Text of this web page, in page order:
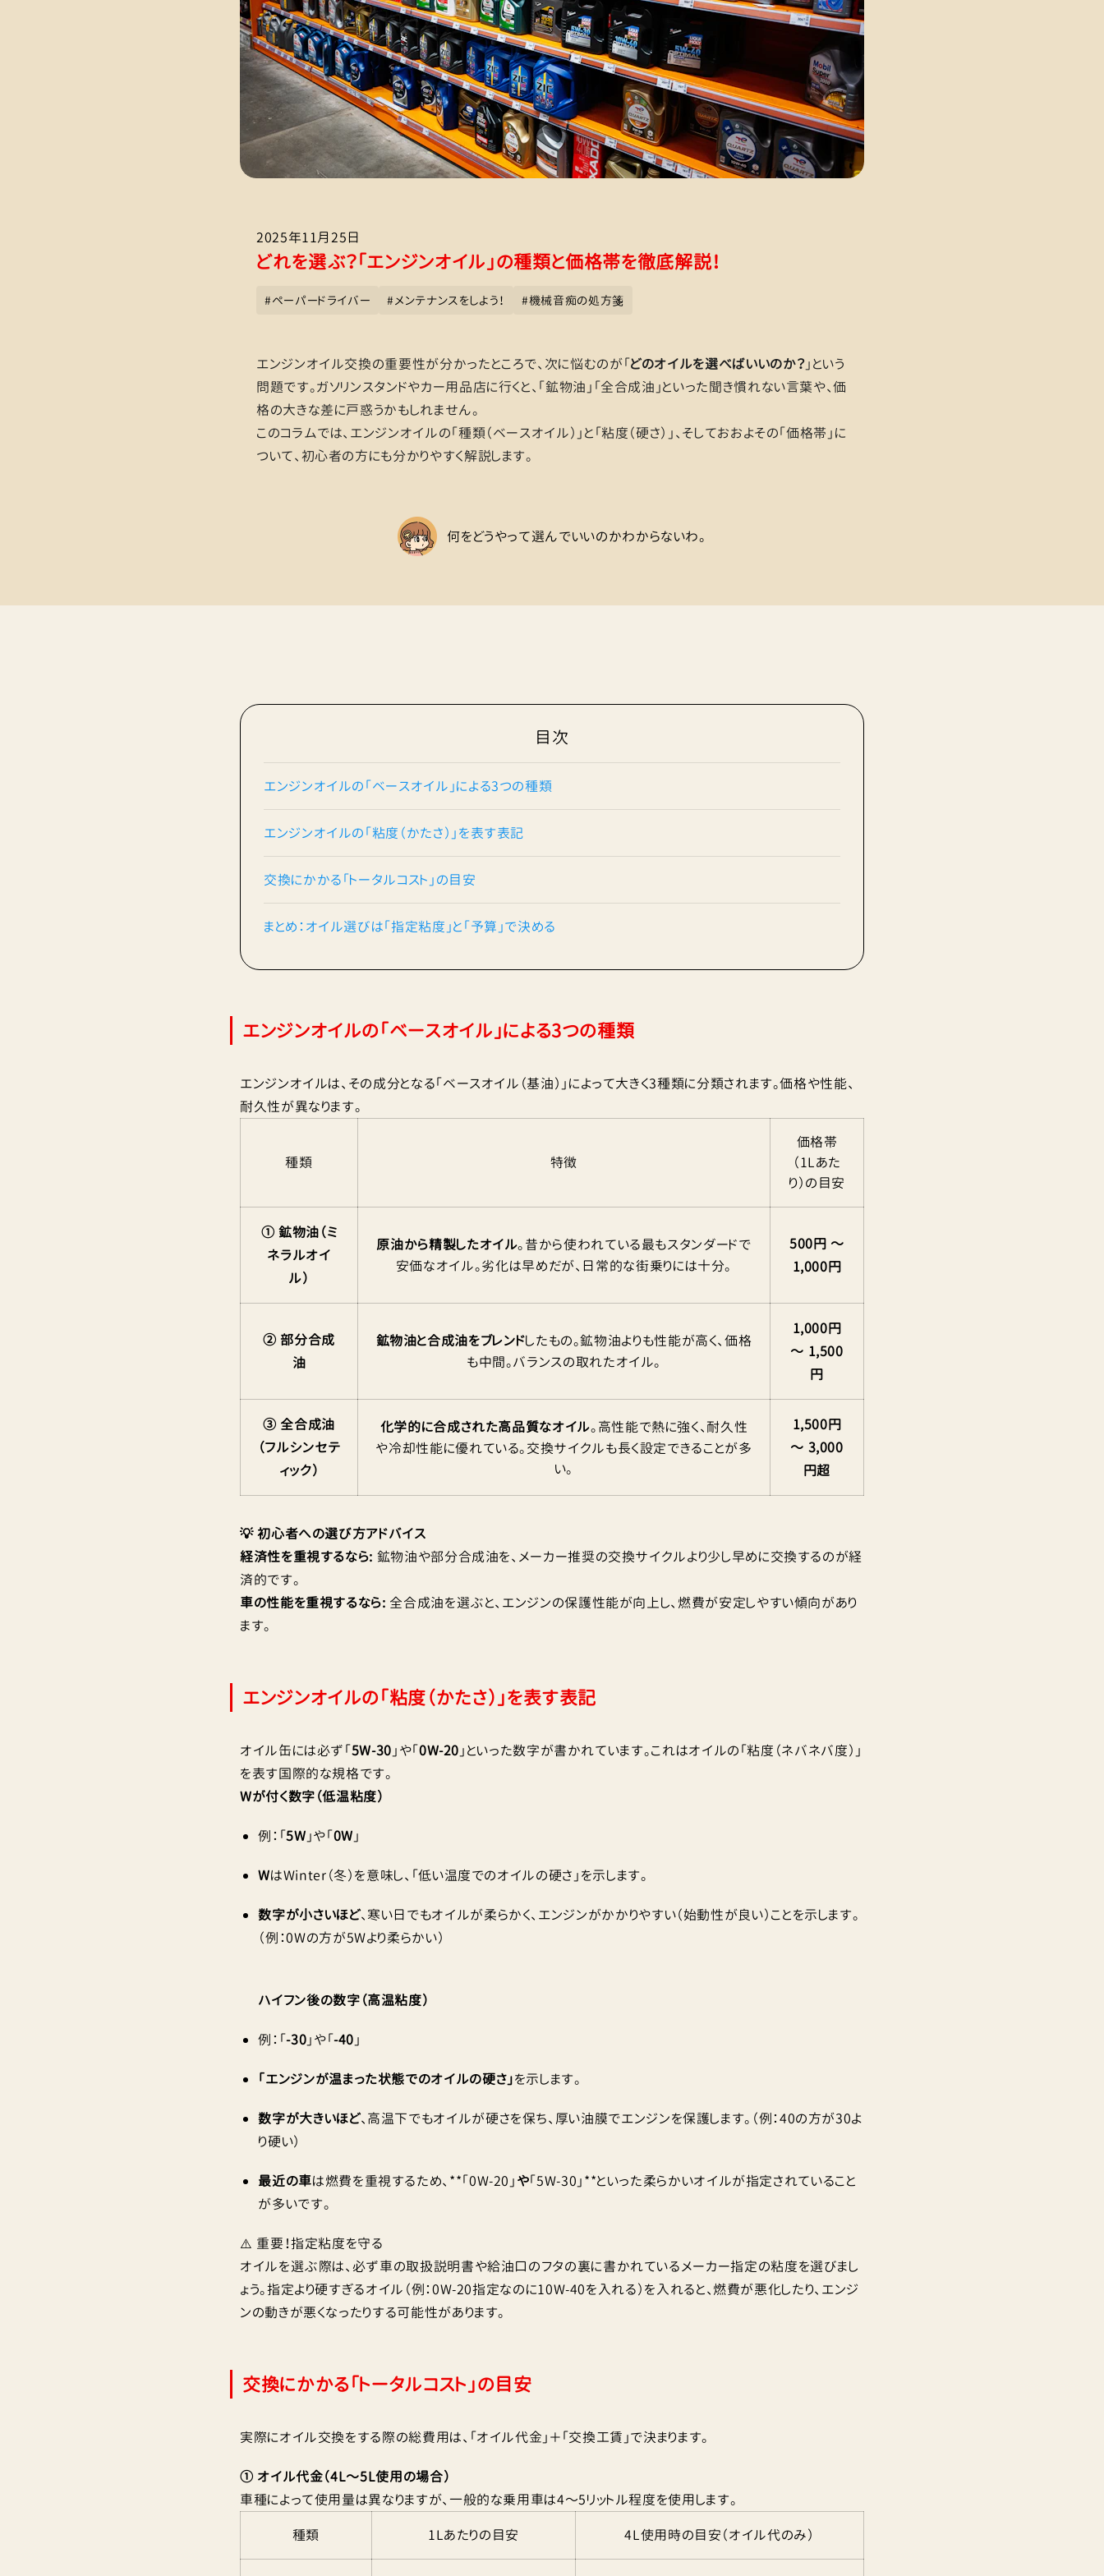
2025年11月25日
どれを選ぶ？「エンジンオイル」の種類と価格帯を徹底解説！
#ペーパードライバー #メンテナンスをしよう！ #機械音痴の処方箋
エンジンオイル交換の重要性が分かったところで、次に悩むのが「どのオイルを選べばいいのか？」という
問題です。ガソリンスタンドやカー用品店に行くと、「鉱物油」「全合成油」といった聞き慣れない言葉や、価
格の大きな差に戸惑うかもしれません。
このコラムでは、エンジンオイルの「種類（ベースオイル）」と「粘度（硬さ）」、そしておおよその「価格帯」に
ついて、初心者の方にも分かりやすく解説します。
何をどうやって選んでいいのかわからないわ。
目次
エンジンオイルの「ベースオイル」による3つの種類
エンジンオイルの「粘度（かたさ）」を表す表記
交換にかかる「トータルコスト」の目安
まとめ：オイル選びは「指定粘度」と「予算」で決める
エンジンオイルの「ベースオイル」による3つの種類
エンジンオイルは、その成分となる「ベースオイル（基油）」によって大きく3種類に分類されます。価格や性能、
耐久性が異なります。
種類 特徴
価格帯
（1Lあた
り）の目安
① 鉱物油（ミ
ネラルオイ
ル）
原油から精製したオイル。昔から使われている最もスタンダードで
安価なオイル。劣化は早めだが、日常的な街乗りには十分。
500円 〜
1,000円
② 部分合成
油
鉱物油と合成油をブレンドしたもの。鉱物油よりも性能が高く、価格
も中間。バランスの取れたオイル。
1,000円
〜 1,500
円
③ 全合成油
（フルシンセテ
ィック）
化学的に合成された高品質なオイル。高性能で熱に強く、耐久性
や冷却性能に優れている。交換サイクルも長く設定できることが多
い。
1,500円
〜 3,000
円超
💡 初心者への選び方アドバイス
経済性を重視するなら: 鉱物油や部分合成油を、メーカー推奨の交換サイクルより少し早めに交換するのが経
済的です。
車の性能を重視するなら: 全合成油を選ぶと、エンジンの保護性能が向上し、燃費が安定しやすい傾向があり
ます。
エンジンオイルの「粘度（かたさ）」を表す表記
オイル缶には必ず「5W-30 」や「0W-20 」といった数字が書かれています。これはオイルの「粘度（ネバネバ度）」
を表す国際的な規格です。
Wが付く数字（低温粘度）
例：「5W 」や「0W 」
WはWinter（冬）を意味し、「低い温度でのオイルの硬さ」を示します。
数字が小さいほど、寒い日でもオイルが柔らかく、エンジンがかかりやすい（始動性が良い）ことを示します。
（例：0Wの方が5Wより柔らかい）
ハイフン後の数字（高温粘度）
例：「-30」や「-40 」
「エンジンが温まった状態でのオイルの硬さ」を示します。
数字が大きいほど、高温下でもオイルが硬さを保ち、厚い油膜でエンジンを保護します。（例：40の方が30よ
り硬い）
最近の車は燃費を重視するため、**「0W-20」や「5W-30」**といった柔らかいオイルが指定されていること
が多いです。
⚠️ 重要！指定粘度を守る
オイルを選ぶ際は、必ず車の取扱説明書や給油口のフタの裏に書かれているメーカー指定の粘度を選びまし
ょう。指定より硬すぎるオイル（例：0W-20指定なのに10W-40を入れる）を入れると、燃費が悪化したり、エンジ
ンの動きが悪くなったりする可能性があります。
交換にかかる「トータルコスト」の目安
実際にオイル交換をする際の総費用は、「オイル代金」＋「交換工賃」で決まります。
① オイル代金（4L〜5L使用の場合）
車種によって使用量は異なりますが、一般的な乗用車は4〜5リットル程度を使用します。
種類
1Lあたりの目安 4L使用時の目安（オイル代のみ）